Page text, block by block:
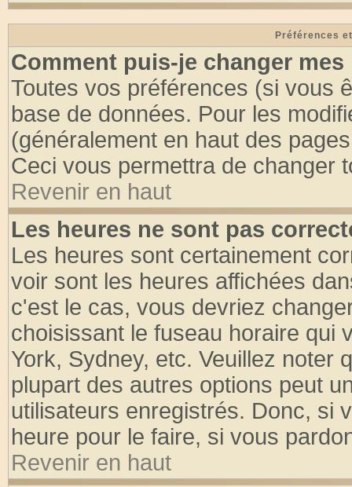
Préférences
Comment puis-je changer mes
Toutes vos préférences (si vous
base de données. Pour les
(généralement en haut des
Ceci vous permettra de changer
Revenir en haut
Les heures ne sont pas
Les heures sont certainement
voir sont les heures affichées
c'est le cas, vous devriez
choisissant le fuseau horaire qui
York, Sydney, etc. Veuillez noter
plupart des autres options peut
utilisateurs enregistrés. Donc, si
heure pour le faire, si vous
Revenir en haut